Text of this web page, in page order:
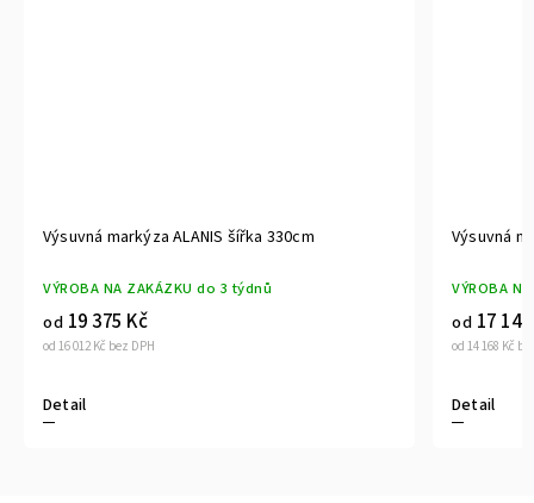
Výsuvná markýza ALANIS šířka 330cm
VÝROBA NA ZAKÁZKU do 3 týdnů
od 16 012 Kč bez DPH
od 19 375 Kč
Detail
Výsuvná
VÝROBA
od 14 168 Kč
od 17
Detail